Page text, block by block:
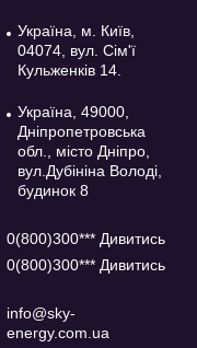
Україна, м. Київ,
04074, вул. Сім'ї
Кульженків 14.
Україна, 49000,
Дніпропетровська
обл., місто Дніпро,
вул.Дубініна Володі,
будинок 8
0(800)300*** Дивитись
0(800)300*** Дивитись
info@sky-
energy.com.ua